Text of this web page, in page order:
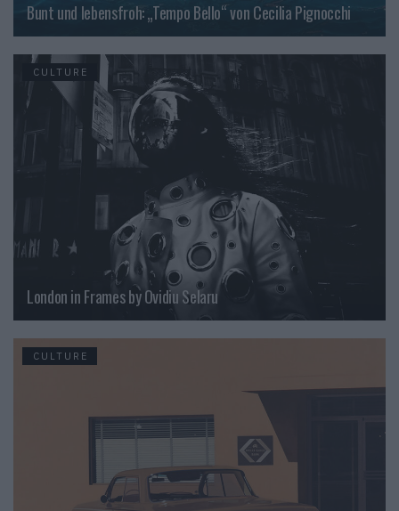
Bunt und lebensfroh: „Tempo Bello“ von Cecilia Pignocchi
CULTURE
London in Frames by Ovidiu Selaru
CULTURE